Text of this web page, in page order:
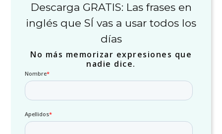
Descarga GRATIS: Las frases en
inglés que SÍ vas a usar todos los
días
No más memorizar expresiones que
nadie dice.